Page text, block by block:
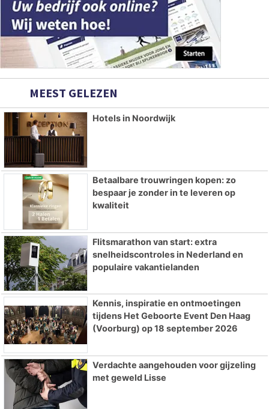
MEEST GELEZEN
Hotels in Noordwijk
Betaalbare trouwringen kopen: zo
bespaar je zonder in te leveren op
kwaliteit
Flitsmarathon van start: extra
snelheidscontroles in Nederland en
populaire vakantielanden
Kennis, inspiratie en ontmoetingen
tijdens Het Geboorte Event Den Haag
(Voorburg) op 18 september 2026
Verdachte aangehouden voor gijzeling
met geweld Lisse